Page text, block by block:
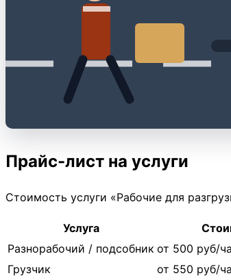
Прайс-лист на услуги
Стоимость услуги «Рабочие для
Услуга
Разнорабочий / подсобник от 500 руб/
Грузчик
от 550 руб/